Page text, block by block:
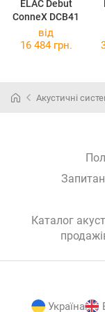
ELAC Debut
ConneX DCB41
від
16 484 грн.
Акустичні
Каталог
Україна